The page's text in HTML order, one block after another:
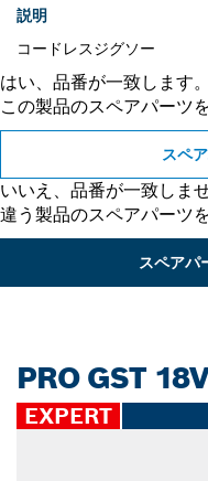
説明
コードレスジグソー
はい、品番が一致します。
この製品のスペアパーツ
スペ
いいえ、品番が一致しませ
違う製品のスペアパーツ
スペアパ
PRO GST
EXPERT